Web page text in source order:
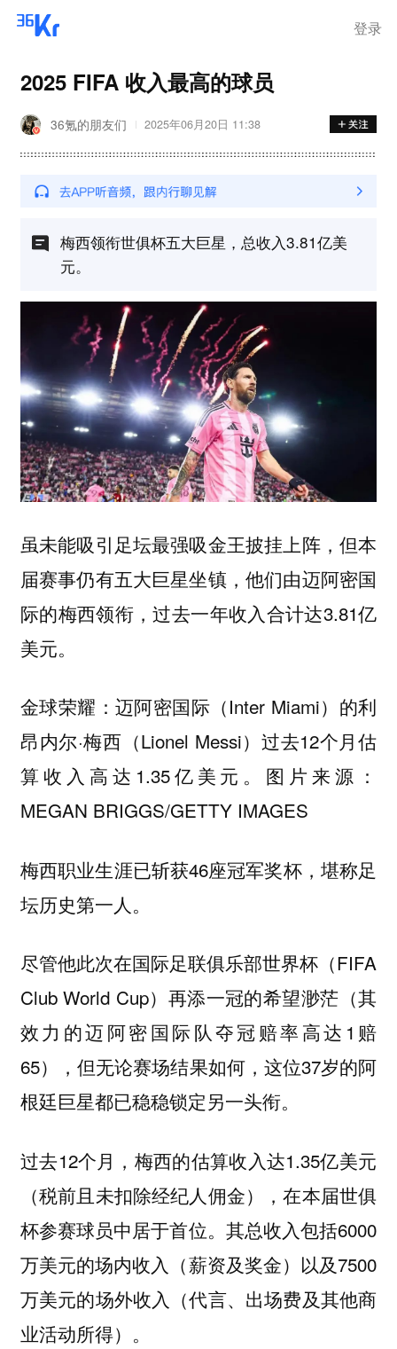
登录
2025 FIFA 收入最高的球员
36氪的朋友们 2025年06月20日 11:38
梅西领衔世俱杯五大巨星，总收入3.81亿美
元。
虽未能吸引足坛最强吸金王披挂上阵，但本
届赛事仍有五大巨星坐镇，他们由迈阿密国
际的梅西领衔，过去一年收入合计达3.81亿
美元。
金球荣耀：迈阿密国际（Inter Miami）的利
昂内尔·梅西（Lionel Messi）过去12个月估
算收入高达1.35亿美元。图片来源：
MEGAN BRIGGS/GETTY IMAGES
梅西职业生涯已斩获46座冠军奖杯，堪称足
坛历史第一人。
尽管他此次在国际足联俱乐部世界杯（FIFA
Club World Cup）再添一冠的希望渺茫（其
效力的迈阿密国际队夺冠赔率高达1赔
65），但无论赛场结果如何，这位37岁的阿
根廷巨星都已稳稳锁定另一头衔。
过去12个月，梅西的估算收入达1.35亿美元
（税前且未扣除经纪人佣金），在本届世俱
杯参赛球员中居于首位。其总收入包括6000
万美元的场内收入（薪资及奖金）以及7500
万美元的场外收入（代言、出场费及其他商
业活动所得）。